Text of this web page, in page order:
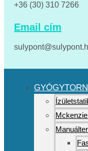
+36 (30) 310 7266
Email cím